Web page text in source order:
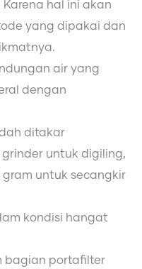
Karena hal ini akan
yang dipakai dan
air yang
dengan
ditakar
untuk digiling,
gram untuk secangkir
kondisi hangat
bagian portafilter